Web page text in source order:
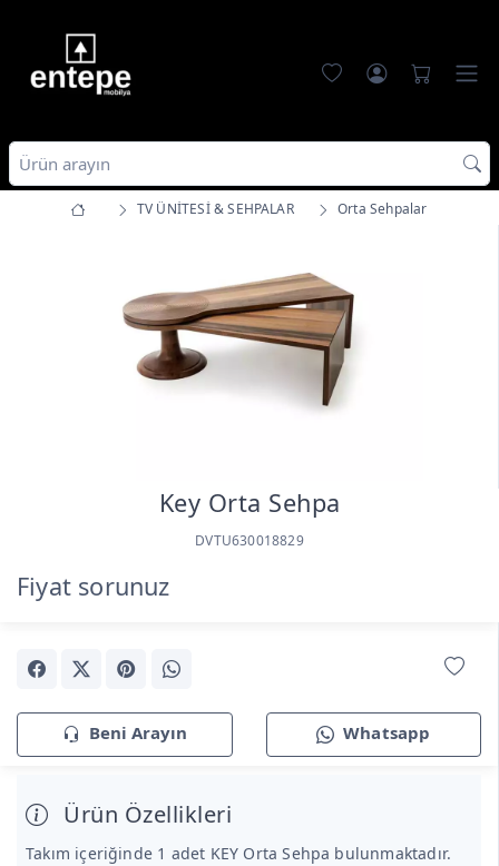
TV ÜNİTESİ & SEHPALAR Orta Sehpalar
Key Orta Sehpa
DVTU630018829
Fiyat sorunuz
Beni Arayın Whatsapp
Ürün Özellikleri
Takım içeriğinde 1 adet KEY Orta Sehpa bulunmaktadır.